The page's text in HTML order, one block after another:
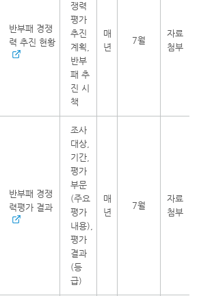
반부패 경쟁
력 추진 현황
쟁력
평가
추진
계획,
반부
패 추
진 시
책
매
년
7월
자료
첨부
반부패 경쟁
력평가 결과
조사
대상,
기간,
평가
부문
(주요
평가
내용),
평가
결과
(등
급)
매
년
7월
자료
첨부